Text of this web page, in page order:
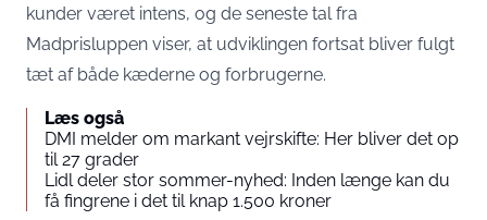
kunder været intens, og de seneste tal fra
Madprisluppen viser, at udviklingen fortsat bliver fulgt
tæt af både kæderne og forbrugerne.
Læs også
DMI melder om markant vejrskifte: Her bliver det op
til 27 grader
Lidl deler stor sommer-nyhed: Inden længe kan du
få fingrene i det til knap 1.500 kroner